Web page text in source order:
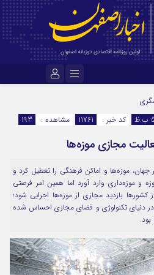
کد خبر : 11761 مشاهده : 193
مجازی موزه‌ها
موزه‌ها و اماکن فرهنگی را تعطیل کرد و
و موزه‌داری وارد آورد اما همین امر فرصتی
کشورها بازدید مجازی از موزه‌ها اجرایی شود؛
در دنیای تکنولوژی و فضای مجازی احساس شده